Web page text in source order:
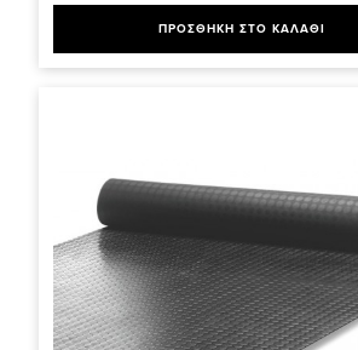
ΠΡΟΣΘΗΚΗ ΣΤΟ ΚΑΛΑΘΙ